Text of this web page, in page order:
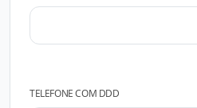
TELEFONE COM DDD